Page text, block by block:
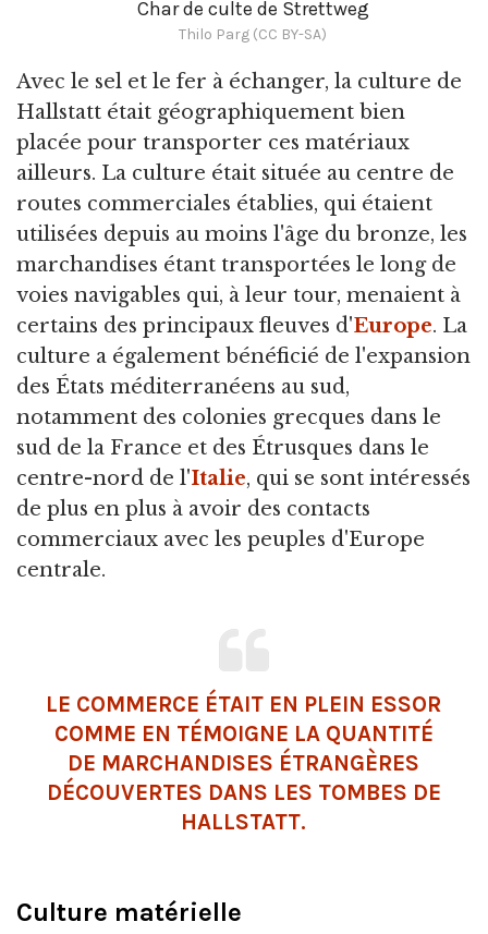
Char de culte de Strettweg
Thilo Parg (CC BY-SA)
Avec le sel et le fer à échanger, la culture de
Hallstatt était géographiquement bien
placée pour transporter ces matériaux
ailleurs. La culture était située au centre de
routes commerciales établies, qui étaient
utilisées depuis au moins l'âge du bronze, les
marchandises étant transportées le long de
voies navigables qui, à leur tour, menaient à
certains des principaux fleuves d'Europe. La
culture a également bénéficié de l'expansion
des États méditerranéens au sud,
notamment des colonies grecques dans le
sud de la France et des Étrusques dans le
centre-nord de l'Italie, qui se sont intéressés
de plus en plus à avoir des contacts
commerciaux avec les peuples d'Europe
centrale.
LE COMMERCE ÉTAIT EN PLEIN ESSOR
COMME EN TÉMOIGNE LA QUANTITÉ
DE MARCHANDISES ÉTRANGÈRES
DÉCOUVERTES DANS LES TOMBES DE
HALLSTATT.
Culture matérielle